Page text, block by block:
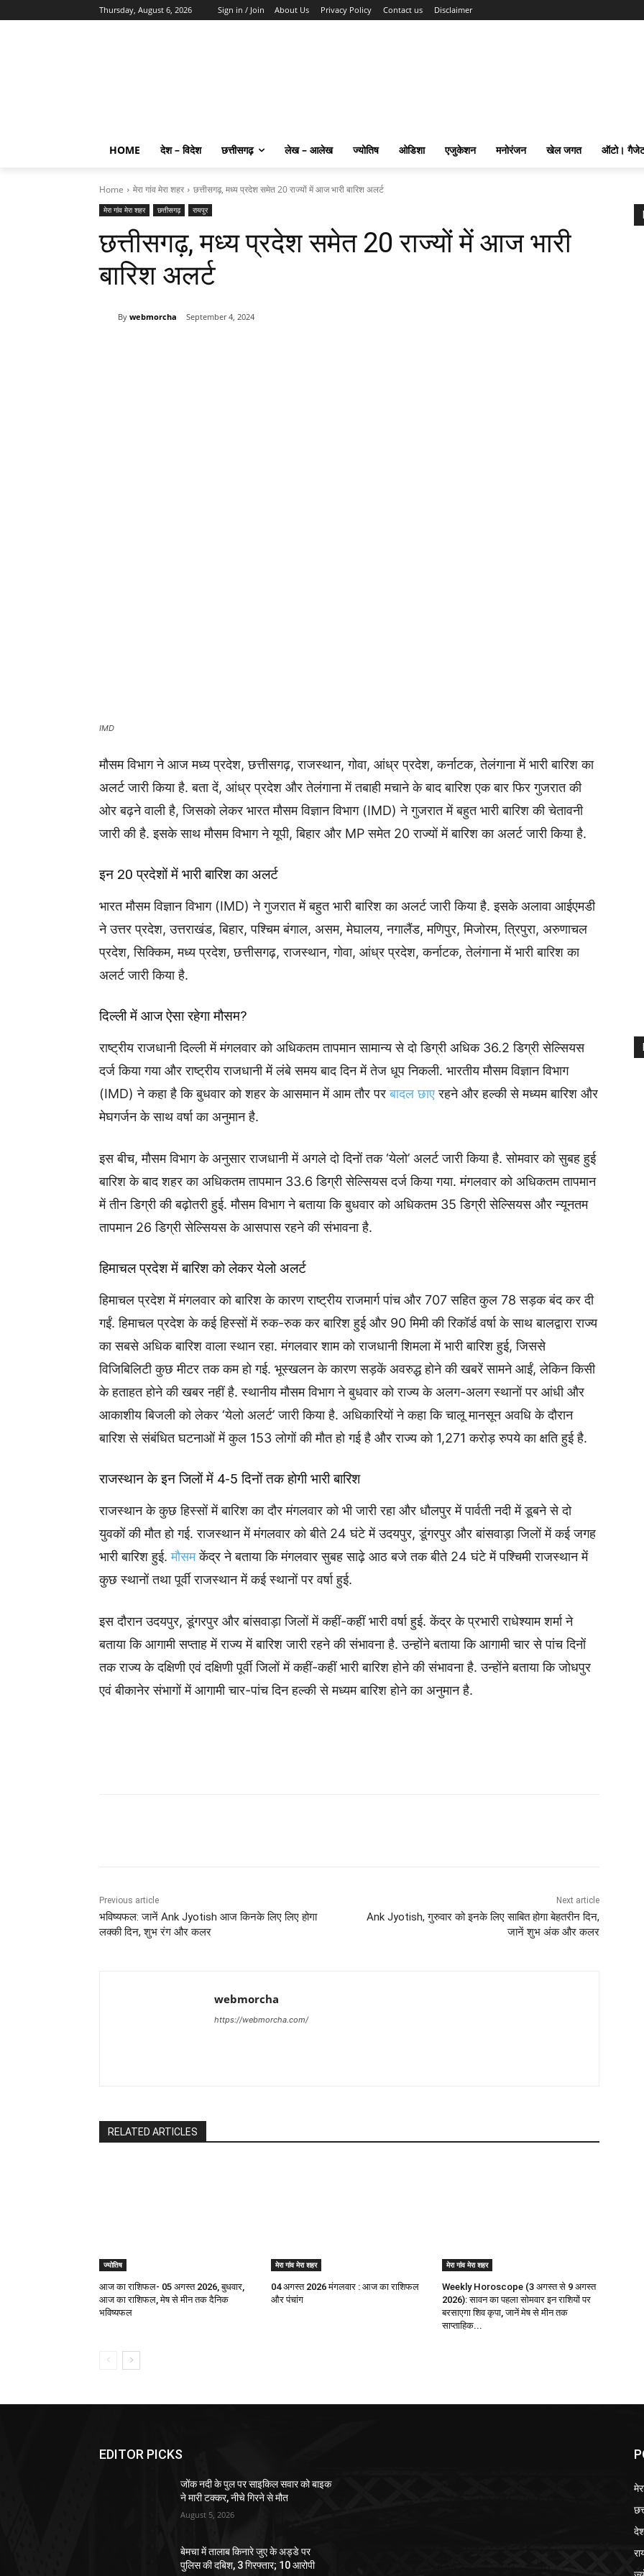
Thursday, August 6, 2026 Sign in / Join About Us Privacy Policy Contact us Disclaimer
HOME देश – विदेश छत्तीसगढ़ लेख – आलेख ज्योतिष ओडिशा एजुकेशन मनोरंजन खेल जगत ऑटो।
Home मेरा गांव मेरा शहर छत्तीसगढ़, मध्य प्रदेश समेत 20 राज्यों में आज भारी बारिश अलर्ट
मेरा गांव मेरा शहर छत्तीसगढ़ रायपुर
छत्तीसगढ़, मध्य प्रदेश समेत 20 राज्यों में आज भारी
बारिश अलर्ट
By webmorcha September 4, 2024
IMD
मौसम विभाग ने आज मध्य प्रदेश, छत्तीसगढ़, राजस्थान, गोवा, आंध्र प्रदेश, कर्नाटक, तेलंगाना में भारी बारिश का
अलर्ट जारी किया है. बता दें, आंध्र प्रदेश और तेलंगाना में तबाही मचाने के बाद बारिश एक बार फिर गुजरात की
ओर बढ़ने वाली है, जिसको लेकर भारत मौसम विज्ञान विभाग (IMD) ने गुजरात में बहुत भारी बारिश की चेतावनी
जारी की है. इसके साथ मौसम विभाग ने यूपी, बिहार और MP समेत 20 राज्यों में बारिश का अलर्ट जारी किया है.
इन 20 प्रदेशों में भारी बारिश का अलर्ट
भारत मौसम विज्ञान विभाग (IMD) ने गुजरात में बहुत भारी बारिश का अलर्ट जारी किया है. इसके अलावा आईएमडी
ने उत्तर प्रदेश, उत्तराखंड, बिहार, पश्चिम बंगाल, असम, मेघालय, नगालैंड, मणिपुर, मिजोरम, त्रिपुरा, अरुणाचल
प्रदेश, सिक्किम, मध्य प्रदेश, छत्तीसगढ़, राजस्थान, गोवा, आंध्र प्रदेश, कर्नाटक, तेलंगाना में भारी बारिश का
अलर्ट जारी किया है.
दिल्ली में आज ऐसा रहेगा मौसम?
राष्ट्रीय राजधानी दिल्ली में मंगलवार को अधिकतम तापमान सामान्य से दो डिग्री अधिक 36.2 डिग्री सेल्सियस
दर्ज किया गया और राष्ट्रीय राजधानी में लंबे समय बाद दिन में तेज धूप निकली. भारतीय मौसम विज्ञान विभाग
(IMD) ने कहा है कि बुधवार को शहर के आसमान में आम तौर परबादल छाएरहने और हल्की से मध्यम बारिश और
मेघगर्जन के साथ वर्षा का अनुमान है.
इस बीच, मौसम विभाग के अनुसार राजधानी में अगले दो दिनों तक ‘येलो’ अलर्ट जारी किया है. सोमवार को सुबह हुई
बारिश के बाद शहर का अधिकतम तापमान 33.6 डिग्री सेल्सियस दर्ज किया गया. मंगलवार को अधिकतम तापमान
में तीन डिग्री की बढ़ोतरी हुई. मौसम विभाग ने बताया कि बुधवार को अधिकतम 35 डिग्री सेल्सियस और न्यूनतम
तापमान 26 डिग्री सेल्सियस के आसपास रहने की संभावना है.
हिमाचल प्रदेश में बारिश को लेकर येलो अलर्ट
हिमाचल प्रदेश में मंगलवार को बारिश के कारण राष्ट्रीय राजमार्ग पांच और 707 सहित कुल 78 सड़क बंद कर दी
गईं. हिमाचल प्रदेश के कई हिस्सों में रुक-रुक कर बारिश हुई और 90 मिमी की रिकॉर्ड वर्षा के साथ बालद्वारा राज्य
का सबसे अधिक बारिश वाला स्थान रहा. मंगलवार शाम को राजधानी शिमला में भारी बारिश हुई, जिससे
विजिबिलिटी कुछ मीटर तक कम हो गई. भूस्खलन के कारण सड़कें अवरुद्ध होने की खबरें सामने आईं, लेकिन किसी
के हताहत होने की खबर नहीं है. स्थानीय मौसम विभाग ने बुधवार को राज्य के अलग-अलग स्थानों पर आंधी और
आकाशीय बिजली को लेकर ‘येलो अलर्ट’ जारी किया है. अधिकारियों ने कहा कि चालू मानसून अवधि के दौरान
बारिश से संबंधित घटनाओं में कुल 153 लोगों की मौत हो गई है और राज्य को 1,271 करोड़ रुपये का क्षति हुई है.
राजस्थान के इन जिलों में 4-5 दिनों तक होगी भारी बारिश
राजस्थान के कुछ हिस्सों में बारिश का दौर मंगलवार को भी जारी रहा और धौलपुर में पार्वती नदी में डूबने से दो
युवकों की मौत हो गई. राजस्थान में मंगलवार को बीते 24 घंटे में उदयपुर, डूंगरपुर और बांसवाड़ा जिलों में कई जगह
भारी बारिश हुई.मौसमकेंद्र ने बताया कि मंगलवार सुबह साढ़े आठ बजे तक बीते 24 घंटे में पश्चिमी राजस्थान में
कुछ स्थानों तथा पूर्वी राजस्थान में कई स्थानों पर वर्षा हुई.
इस दौरान उदयपुर, डूंगरपुर और बांसवाड़ा जिलों में कहीं-कहीं भारी वर्षा हुई. केंद्र के प्रभारी राधेश्याम शर्मा ने
बताया कि आगामी सप्ताह में राज्य में बारिश जारी रहने की संभावना है. उन्होंने बताया कि आगामी चार से पांच दिनों
तक राज्य के दक्षिणी एवं दक्षिणी पूर्वी जिलों में कहीं-कहीं भारी बारिश होने की संभावना है. उन्होंने बताया कि जोधपुर
एवं बीकानेर संभागों में आगामी चार-पांच दिन हल्की से मध्यम बारिश होने का अनुमान है.
Previous article
भविष्यफल: जानें Ank Jyotish आज किनके लिए लिए होगा
लक्की दिन, शुभ रंग और कलर
Next article
Ank Jyotish, गुरुवार को इनके लिए साबित होगा बेहतरीन दिन,
जानें शुभ अंक और कलर
webmorcha
https://webmorcha.com/
RELATED ARTICLES
ज्योतिष
आज का राशिफल- 05 अगस्त 2026, बुधवार,
आज का राशिफल, मेष से मीन तक दैनिक
भविष्यफल
मेरा गांव मेरा शहर
04 अगस्त 2026 मंगलवार : आज का राशिफल
और पंचांग
मेरा गांव मेरा शहर
Weekly Horoscope (3 अगस्त से 9 अगस्त
2026): सावन का पहला सोमवार इन राशियों पर
बरसाएगा शिव कृपा, जानें मेष से मीन तक
साप्ताहिक...
EDITOR PICKS
जोंक नदी के पुल पर साइकिल सवार को बाइक
ने मारी टक्कर, नीचे गिरने से मौत
August 5, 2026
बेमचा में तालाब किनारे जुए के अड्डे पर
पुलिस की दबिश, 3 गिरफ्तार; 10 आरोपी